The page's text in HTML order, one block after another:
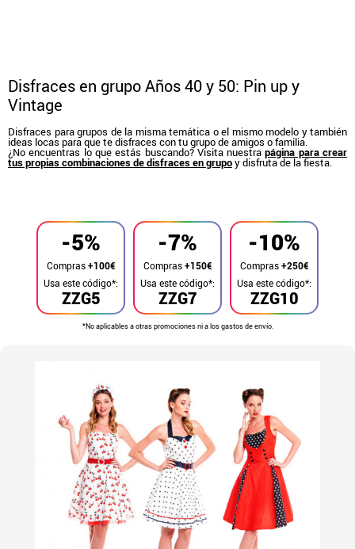
Disfraces en grupo Años 40 y 50: Pin up y
Vintage
Disfraces para grupos de la misma temática o el mismo modelo y también
ideas locas para que te disfraces con tu grupo de amigos o familia.
¿No encuentras lo que estás buscando? Visita nuestrapágina para crear
tus propias combinaciones de disfraces en grupoy disfruta de la fiesta.
-5%
Compras+100€
ZZG5
Usa este código*:
-7%
Compras+150€
ZZG7
Usa este código*:
-10%
Compras+250€
ZZG10
Usa este código*:
*No aplicables a otras promociones ni a los gastos de envío.